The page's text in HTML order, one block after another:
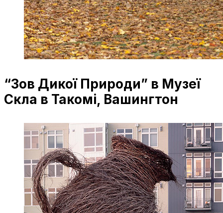
“Зов Дикої Природи” в Музеї
Скла в Такомі, Вашингтон